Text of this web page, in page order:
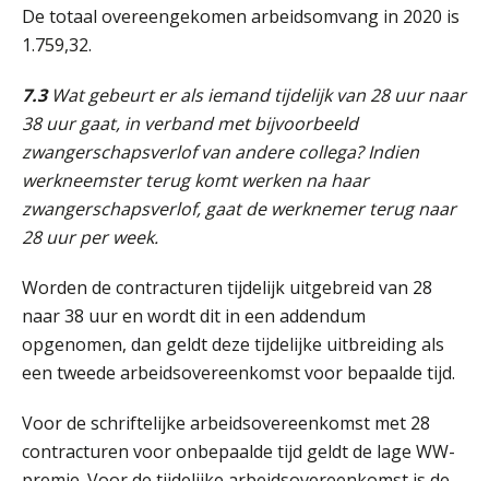
De totaal overeengekomen arbeidsomvang in 2020 is
1.759,32.
7.3Wat gebeurt er als iemand tijdelijk van 28 uur naar
38 uur gaat, in verband met bijvoorbeeld
zwangerschapsverlof van andere collega? Indien
werkneemster terug komt werken na haar
zwangerschapsverlof, gaat de werknemer terug naar
28 uur per week.
Worden de contracturen tijdelijk uitgebreid van 28
naar 38 uur en wordt dit in een addendum
opgenomen, dan geldt deze tijdelijke uitbreiding als
een tweede arbeidsovereenkomst voor bepaalde tijd.
Voor de schriftelijke arbeidsovereenkomst met 28
contracturen voor onbepaalde tijd geldt de lage WW-
31
AUG
Praktijkdiploma Loonadministratie (PDL®)
01
SEP
Cursus Van salarisadministrateur naar beloningsadviseur (basis)
MOCuitgevers
03
SEP
MOCuitgevers
07
SEP
MOCuitgevers
08
Online Excel training voor de salarisadministrateur (verdieping)
08
Tweedaagse online Excel training voor de salarisadministrateur (verdieping, specialisatie en AI)